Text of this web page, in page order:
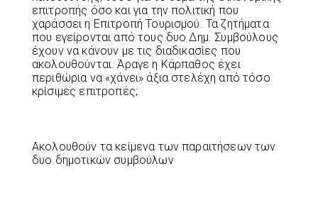
επιτροπής όσο και για την πολιτική που
χαράσσει η Επιτροπή Τουρισμού. Τα ζητήματα
που εγείρονται από τους δυο Δημ. Συμβούλους
έχουν να κάνουν με τις διαδικασίες που
ακολουθούνται. Άραγε η Κάρπαθος έχει
περιθώρια να «χάνει» άξια στελέχη από τόσο
κρίσιμες επιτροπές;
Ακολουθούν τα κείμενα των παραιτήσεων των
δυο δημοτικών συμβούλων